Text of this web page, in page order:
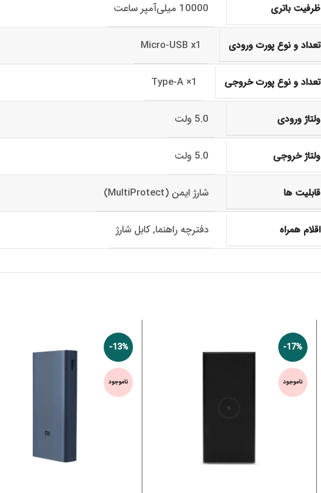
ظرفیت باتری 10000 میلی‌آمپر ساعت
تعداد و نوع پورت ورودی Micro-USB x1
تعداد و نوع پورت خروجی Type-A ×1
ولتاژ ورودی 5.0 ولت
ولتاژ خروجی 5.0 ولت
قابلیت ها شارژ ایمن (MultiProtect)
اقلام همراه دفترچه راهنما, کابل شارژ
-17%
ناموجود
-13%
ناموجود